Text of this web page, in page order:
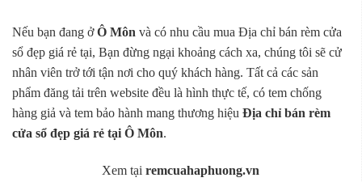
Nếu bạn đang ởÔ Môn và có nhu cầu mua Địa chỉ bán rèm cửa
sổ đẹp giá rẻ tại, Bạn đừng ngại khoảng cách xa, chúng tôi sẽ cử
nhân viên trở tới tận nơi cho quý khách hàng. Tất cả các sản
phẩm đăng tải trên website đều là hình thực tế, có tem chống
hàng giả và tem bảo hành mang thương hiệu Địa chỉ bán rèm
cửa sổ đẹp giá rẻ tại Ô Môn.
Xem tại remcuahaphuong.vn